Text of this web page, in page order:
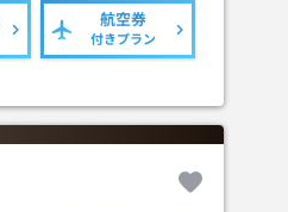
航空券
付きプラン